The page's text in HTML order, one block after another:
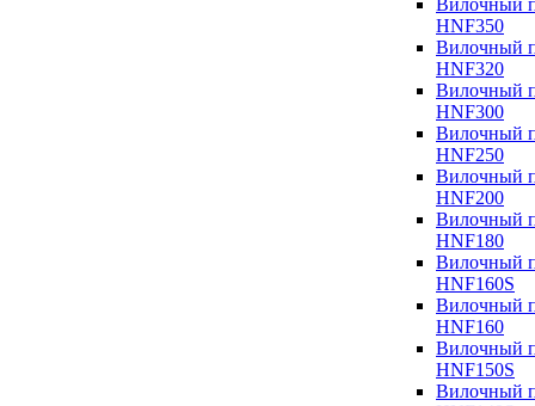
Вилочный
HNF350
Вилочный
HNF320
Вилочный
HNF300
Вилочный
HNF250
Вилочный
HNF200
Вилочный
HNF180
Вилочный
HNF160S
Вилочный
HNF160
Вилочный
HNF150S
Вилочный